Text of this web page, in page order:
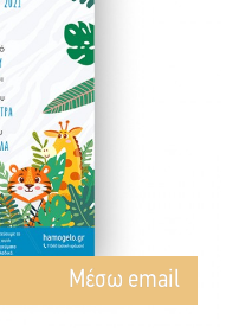
Mέσω email